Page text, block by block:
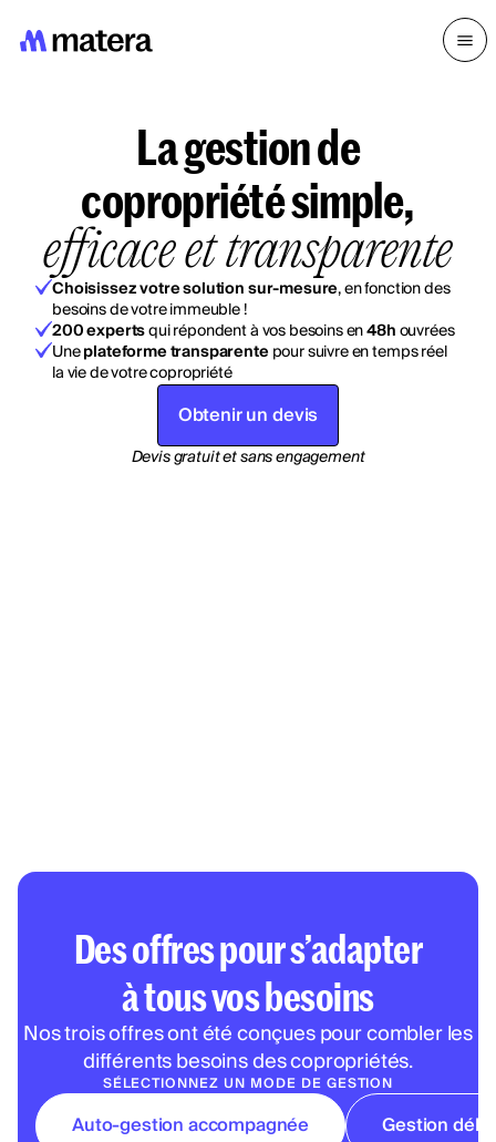
La gestion de
copropriété simple,
efficace et transparente
Choisissez votre solution sur-mesure, en fonction des
besoins de votre immeuble !
200 expertsqui répondent à vos besoins en48houvrées
Uneplateforme transparentepour suivre en temps réel
la vie de votre copropriété
Obtenir un devis
Devis gratuit et sans engagement
Des offres pour s’adapter
à tous vos besoins
Nos trois offres ont été conçues pour combler les
différents besoins des copropriétés.
SÉLECTIONNEZ UN MODE DE GESTION
Auto-gestion accompagnée Gestion